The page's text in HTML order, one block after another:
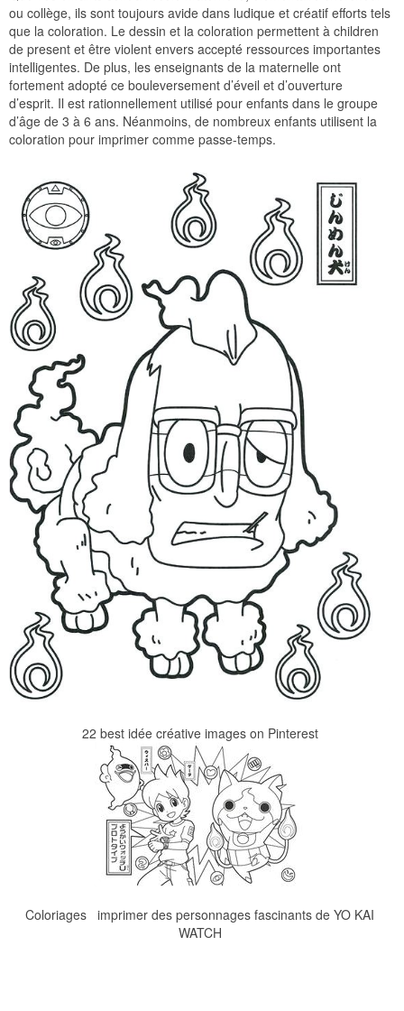
ou collège, ils sont toujours avide dans ludique et créatif efforts tels
que la coloration. Le dessin et la coloration permettent à children
de present et être violent envers accepté ressources importantes
intelligentes. De plus, les enseignants de la maternelle ont
fortement adopté ce bouleversement d’éveil et d’ouverture
d’esprit. Il est rationnellement utilisé pour enfants dans le groupe
d’âge de 3 à 6 ans. Néanmoins, de nombreux enfants utilisent la
coloration pour imprimer comme passe-temps.
22 best idée créative images on Pinterest
Coloriages imprimer des personnages fascinants de YO KAI
WATCH